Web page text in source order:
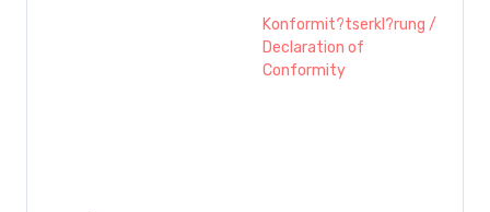
Konformit?tserkl?rung /
Declaration of
Conformity